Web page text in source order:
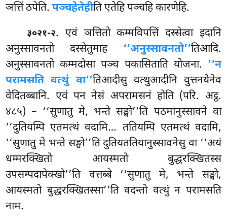
ञत्तिं ठपेति.पञ्चहेतेहीति एतेहि पञ्चहि कारणेहि.
३०२१-२. एवं ञत्तितो कम्मविपत्तिं दस्सेत्वा इदानि
अनुस्सावनतो दस्सेतुमाह ‘‘अनुस्सावनतो’’तिआदि.
अनुस्सावनतो कम्मदोसा पञ्च पकासिताति योजना. ‘‘न
परामसति वत्थुं वा’’तिआदीसु वत्थुआदीनि वुत्तनयेनेव
वेदितब्बानि. एवं पन नेसं अपरामसनं होति (परि. अट्ठ.
४८५) – ‘‘सुणातु मे, भन्ते सङ्घो’’ति पठमानुस्सावने वा
‘‘दुतियम्पि एतमत्थं वदामि… ततियम्पि एतमत्थं वदामि,
‘‘सुणातु मे भन्ते सङ्घो’’ति दुतियततियानुस्सावनेसु वा ‘‘अयं
धम्मरक्खितो आयस्मतो बुद्धरक्खितस्स
उपसम्पदापेक्खो’’ति वत्तब्बे ‘‘सुणातु मे, भन्ते सङ्घो,
आयस्मतो बुद्धरक्खितस्सा’’ति वदन्तो वत्थुं न परामसति
नाम.